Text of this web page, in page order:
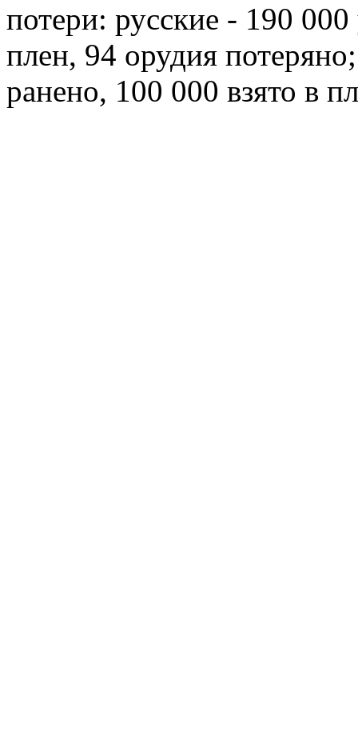
потери: русские - 190
плен, 94 орудия
ранено, 100 000 взято в